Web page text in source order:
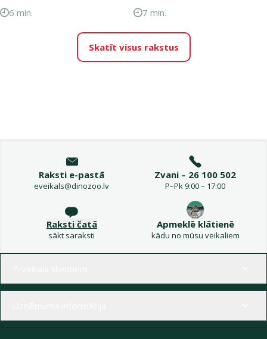
6 min. 7 min.
Skatīt visus rakstus
Raksti e-pastā
eveikals@dinozoo.lv
Zvani – 26 100 502
P–Pk 9:00 – 17:00
Raksti čatā
sākt saraksti
Apmeklē klātienē
kādu no mūsu veikaliem